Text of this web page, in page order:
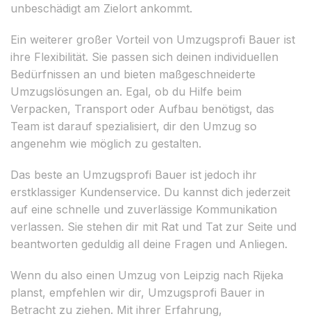
unbeschädigt am Zielort ankommt.
Ein weiterer großer Vorteil von Umzugsprofi Bauer ist
ihre Flexibilität. Sie passen sich deinen individuellen
Bedürfnissen an und bieten maßgeschneiderte
Umzugslösungen an. Egal, ob du Hilfe beim
Verpacken, Transport oder Aufbau benötigst, das
Team ist darauf spezialisiert, dir den Umzug so
angenehm wie möglich zu gestalten.
Das beste an Umzugsprofi Bauer ist jedoch ihr
erstklassiger Kundenservice. Du kannst dich jederzeit
auf eine schnelle und zuverlässige Kommunikation
verlassen. Sie stehen dir mit Rat und Tat zur Seite und
beantworten geduldig all deine Fragen und Anliegen.
Wenn du also einen Umzug von Leipzig nach Rijeka
planst, empfehlen wir dir, Umzugsprofi Bauer in
Betracht zu ziehen. Mit ihrer Erfahrung,